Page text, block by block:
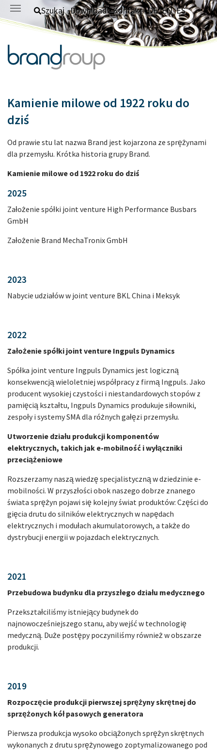
Skip to main content
Szukaj Download Kontakt DE EN ES
Kamienie milowe od 1922 roku do
dziś
Od prawie stu lat nazwa Brand jest kojarzona ze sprężynami
dla przemysłu. Krótka historia grupy Brand.
Kamienie milowe od 1922 roku do dziś
2025
Założenie spółki joint venture High Performance Busbars
GmbH
Założenie Brand MechaTronix GmbH
2023
Nabycie udziałów w joint venture BKL China i Meksyk
2022
Założenie spółki joint venture Ingpuls Dynamics
Spółka joint venture Ingpuls Dynamics jest logiczną
konsekwencją wieloletniej współpracy z firmą Ingpuls. Jako
producent wysokiej czystości i niestandardowych stopów z
pamięcią kształtu, Ingpuls Dynamics produkuje siłowniki,
zespoły i systemy SMA dla różnych gałęzi przemysłu.
Utworzenie działu produkcji komponentów
elektrycznych, takich jak e-mobilność i wyłączniki
przeciążeniowe
Rozszerzamy naszą wiedzę specjalistyczną w dziedzinie e-
mobilności. W przyszłości obok naszego dobrze znanego
świata sprężyn pojawi się kolejny świat produktów: Części do
gięcia drutu do silników elektrycznych w napędach
elektrycznych i modułach akumulatorowych, a także do
dystrybucji energii w pojazdach elektrycznych.
2021
Przebudowa budynku dla przyszłego działu medycznego
Przekształciliśmy istniejący budynek do
najnowocześniejszego stanu, aby wejść w technologię
medyczną. Duże postępy poczyniliśmy również w obszarze
produkcji.
2019
Rozpoczęcie produkcji pierwszej sprężyny skrętnej do
sprzężonych kół pasowych generatora
Pierwsza produkcja wysoko obciążonych sprężyn skrętnych
wykonanych z drutu sprężynowego zoptymalizowanego pod